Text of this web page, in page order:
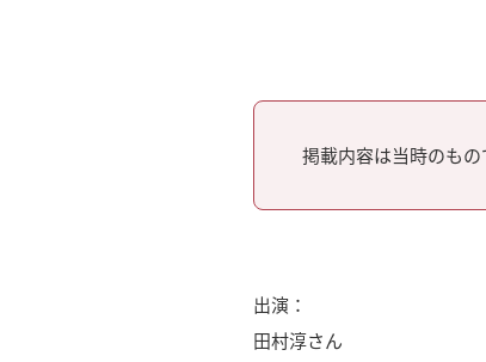
掲載内容は当時のもの
出演：
田村淳さん